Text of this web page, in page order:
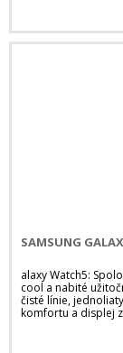
SAMSUNG
alaxy Watch5:
cool a nabité
čisté línie,
komfortu a displej